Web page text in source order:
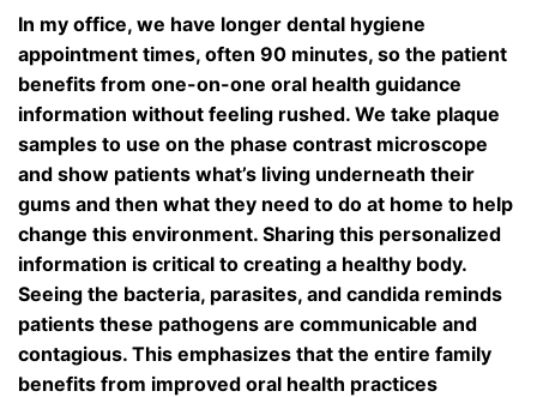
In my office, we have longer dental hygiene
appointment times, often 90 minutes, so the patient
benefits from one-on-one oral health guidance
information without feeling rushed. We take plaque
samples to use on the phase contrast microscope
and show patients what’s living underneath their
gums and then what they need to do at home to help
change this environment. Sharing this personalized
information is critical to creating a healthy body.
Seeing the bacteria, parasites, and candida reminds
patients these pathogens are communicable and
contagious. This emphasizes that the entire family
benefits from improved oral health practices